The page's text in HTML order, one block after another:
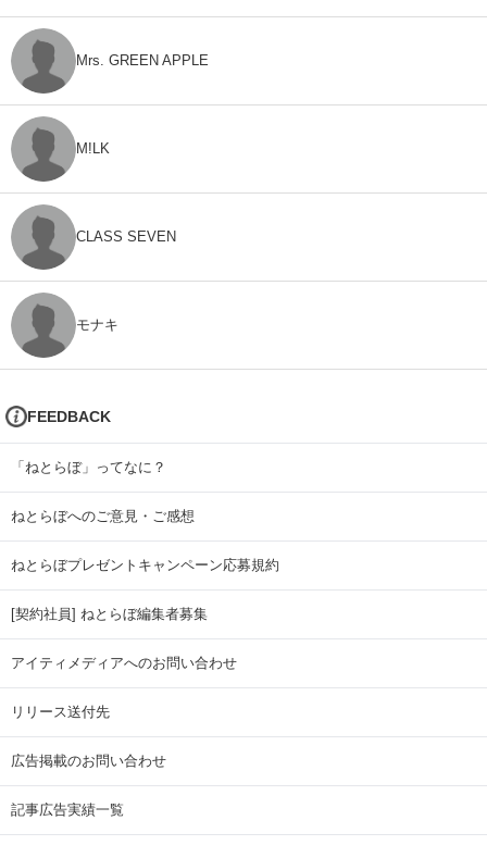
Mrs. GREEN APPLE
M!LK
CLASS SEVEN
モナキ
FEEDBACK
「ねとらぼ」ってなに？
ねとらぼへのご意見・ご感想
ねとらぼプレゼントキャンペーン応募規約
[契約社員] ねとらぼ編集者募集
アイティメディアへのお問い合わせ
リリース送付先
広告掲載のお問い合わせ
記事広告実績一覧